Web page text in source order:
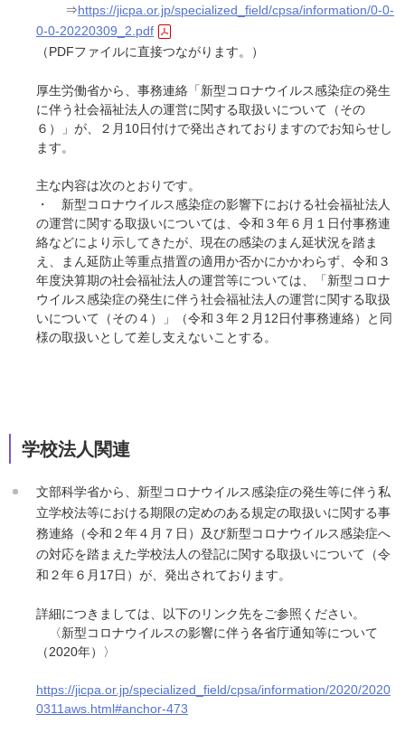
⇒https://jicpa.or.jp/specialized_field/cpsa/information/0-0-
0-0-20220309_2.pdf
（PDFファイルに直接つながります。）
厚生労働省から、事務連絡「新型コロナウイルス感染症の発生
に伴う社会福祉法人の運営に関する取扱いについて（その
６）」が、２月10日付けで発出されておりますのでお知らせし
ます。
主な内容は次のとおりです。
・ 新型コロナウイルス感染症の影響下における社会福祉法人
の運営に関する取扱いについては、令和３年６月１日付事務連
絡などにより示してきたが、現在の感染のまん延状況を踏ま
え、まん延防止等重点措置の適用か否かにかかわらず、令和３
年度決算期の社会福祉法人の運営等については、「新型コロナ
ウイルス感染症の発生に伴う社会福祉法人の運営に関する取扱
いについて（その４）」（令和３年２月12日付事務連絡）と同
様の取扱いとして差し支えないことする。
学校法人関連
文部科学省から、新型コロナウイルス感染症の発生等に伴う私
立学校法等における期限の定めのある規定の取扱いに関する事
務連絡（令和２年４月７日）及び新型コロナウイルス感染症へ
の対応を踏まえた学校法人の登記に関する取扱いについて（令
和２年６月17日）が、発出されております。
詳細につきましては、以下のリンク先をご参照ください。
〈新型コロナウイルスの影響に伴う各省庁通知等について
（2020年）〉
https://jicpa.or.jp/specialized_field/cpsa/information/2020/2020
0311aws.html#anchor-473